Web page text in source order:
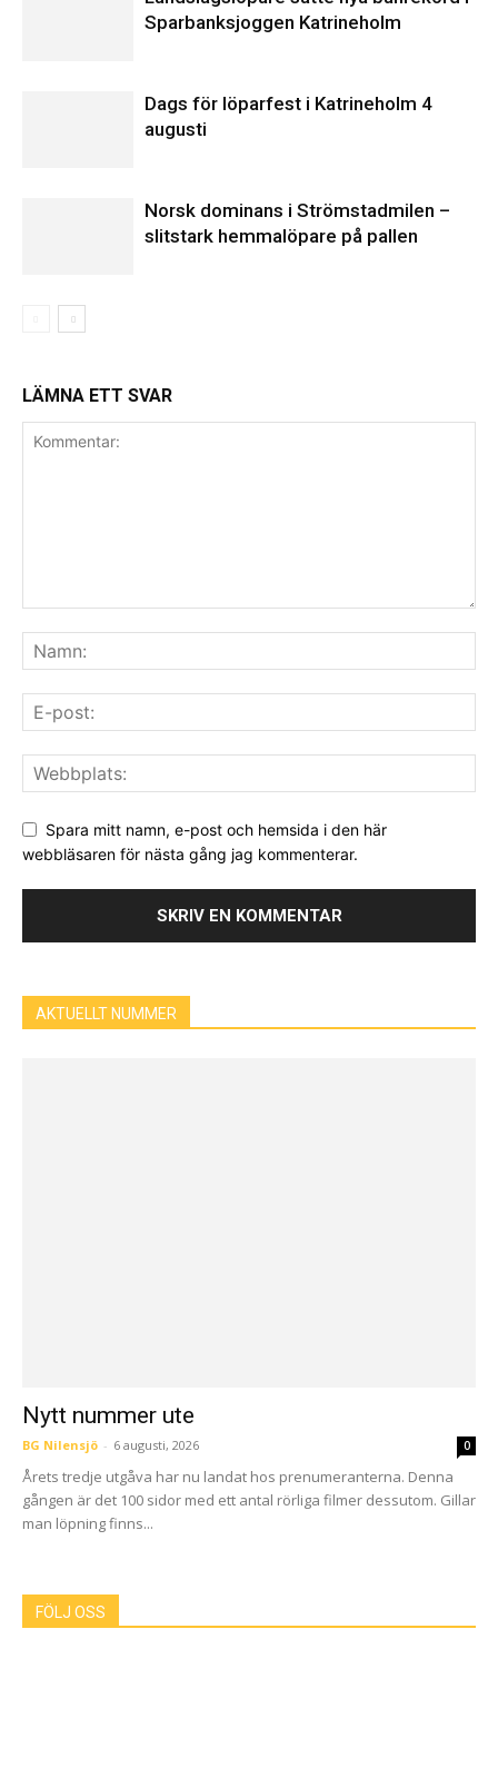
Sparbanksjoggen Katrineholm
Dags för löparfest i Katrineholm 4
augusti
Norsk dominans i Strömstadmilen –
slitstark hemmalöpare på pallen
LÄMNA ETT SVAR
Spara mitt namn, e-post och hemsida i den här
webbläsaren för nästa gång jag kommenterar.
AKTUELLT NUMMER
Nytt nummer ute
BG Nilensjö - 6 augusti, 2026 0
Årets tredje utgåva har nu landat hos prenumeranterna. Denna
gången är det 100 sidor med ett antal rörliga filmer dessutom. Gillar
man löpning finns...
FÖLJ OSS